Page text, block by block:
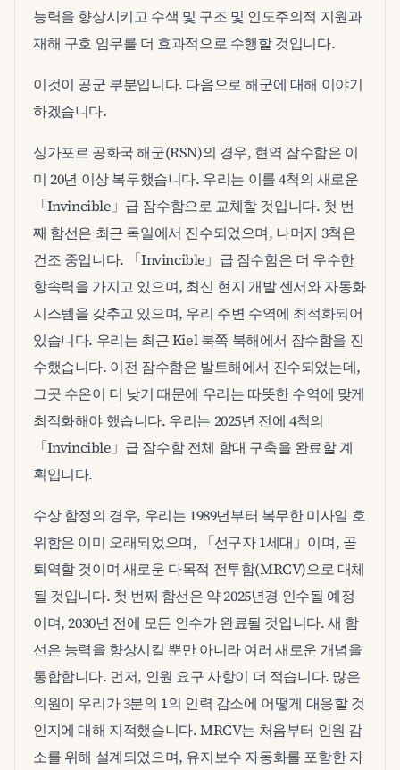
능력을 향상시키고 수색 및 구조 및 인도주의적 지원과
재해 구호 임무를 더 효과적으로 수행할 것입니다.
이것이 공군 부분입니다. 다음으로 해군에 대해 이야기
하겠습니다.
싱가포르 공화국 해군(RSN)의 경우, 현역 잠수함은 이
미 20년 이상 복무했습니다. 우리는 이를 4척의 새로운
「Invincible」급 잠수함으로 교체할 것입니다. 첫 번
째 함선은 최근 독일에서 진수되었으며, 나머지 3척은
건조 중입니다. 「Invincible」급 잠수함은 더 우수한
항속력을 가지고 있으며, 최신 현지 개발 센서와 자동화
시스템을 갖추고 있으며, 우리 주변 수역에 최적화되어
있습니다. 우리는 최근 Kiel 북쪽 북해에서 잠수함을 진
수했습니다. 이전 잠수함은 발트해에서 진수되었는데,
그곳 수온이 더 낮기 때문에 우리는 따뜻한 수역에 맞게
최적화해야 했습니다. 우리는 2025년 전에 4척의
「Invincible」급 잠수함 전체 함대 구축을 완료할 계
획입니다.
수상 함정의 경우, 우리는 1989년부터 복무한 미사일 호
위함은 이미 오래되었으며, 「선구자 1세대」이며, 곧
퇴역할 것이며 새로운 다목적 전투함(MRCV)으로 대체
될 것입니다. 첫 번째 함선은 약 2025년경 인수될 예정
이며, 2030년 전에 모든 인수가 완료될 것입니다. 새 함
선은 능력을 향상시킬 뿐만 아니라 여러 새로운 개념을
통합합니다. 먼저, 인원 요구 사항이 더 적습니다. 많은
의원이 우리가 3분의 1의 인력 감소에 어떻게 대응할 것
인지에 대해 지적했습니다. MRCV는 처음부터 인원 감
소를 위해 설계되었으며, 유지보수 자동화를 포함한 자